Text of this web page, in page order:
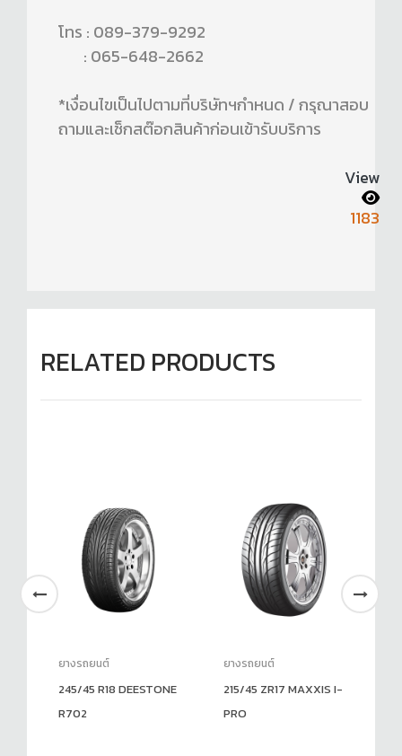
โทร : 089-379-9292
: 065-648-2662
*เงื่อนไขเป็นไปตามที่บริษัทฯกำหนด / กรุณาสอบ
ถามและเช็กสต๊อกสินค้าก่อนเข้ารับบริการ
View
1183
RELATED PRODUCTS
ยางรถยนต์
245/45 R18 DEESTONE
R702
ยางรถยนต์
215/45 ZR17 MAXXIS I-
PRO